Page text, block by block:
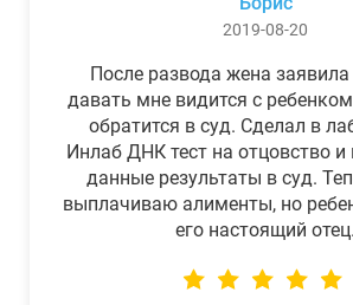
2019-08-20
После развода жена
давать мне видится с
обратится в суд. Сделал в
Инлаб ДНК тест на отцовство и
данные результаты в суд.
выплачиваю алименты, но
его настоящий отец.